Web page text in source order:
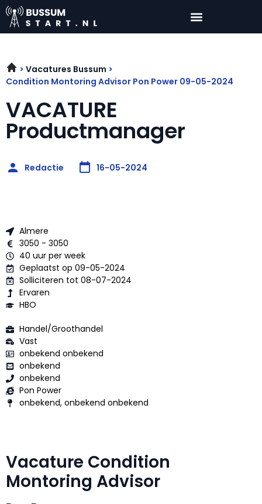
Vacatures Bussum
Condition Montoring Advisor Pon Power 09-05-2024
VACATURE
Productmanager
Redactie 16-05-2024
Almere
3050 - 3050
40 uur per week
Geplaatst op 09-05-2024
Solliciteren tot 08-07-2024
Ervaren
HBO
Handel/Groothandel
Vast
onbekend onbekend
onbekend
onbekend
Pon Power
onbekend, onbekend onbekend
Vacature Condition
Montoring Advisor